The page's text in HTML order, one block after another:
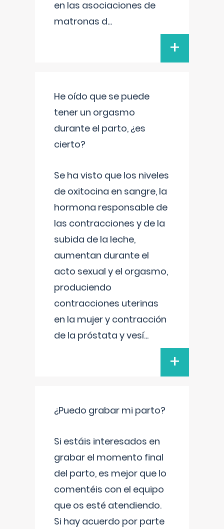
en las asociaciones de
matronas d...
+
He oído que se puede
tener un orgasmo
durante el parto, ¿es
cierto?
Se ha visto que los niveles
de oxitocina en sangre, la
hormona responsable de
las contracciones y de la
subida de la leche,
aumentan durante el
acto sexual y el orgasmo,
produciendo
contracciones uterinas
en la mujer y contracción
de la próstata y vesí...
+
¿Puedo grabar mi parto?
Si estáis interesados en
grabar el momento final
del parto, es mejor que lo
comentéis con el equipo
que os esté atendiendo.
Si hay acuerdo por parte